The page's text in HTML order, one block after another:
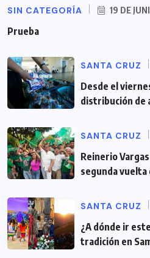
SIN CATEGORÍA 19 DE
Prueba
SANTA CRUZ
Desde el
distribución de
SANTA CRUZ
Reinerio
segunda vuelta
SANTA CRUZ
¿A dónde ir
tradición en